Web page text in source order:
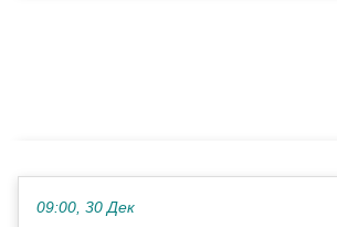
09:00, 30 Дек